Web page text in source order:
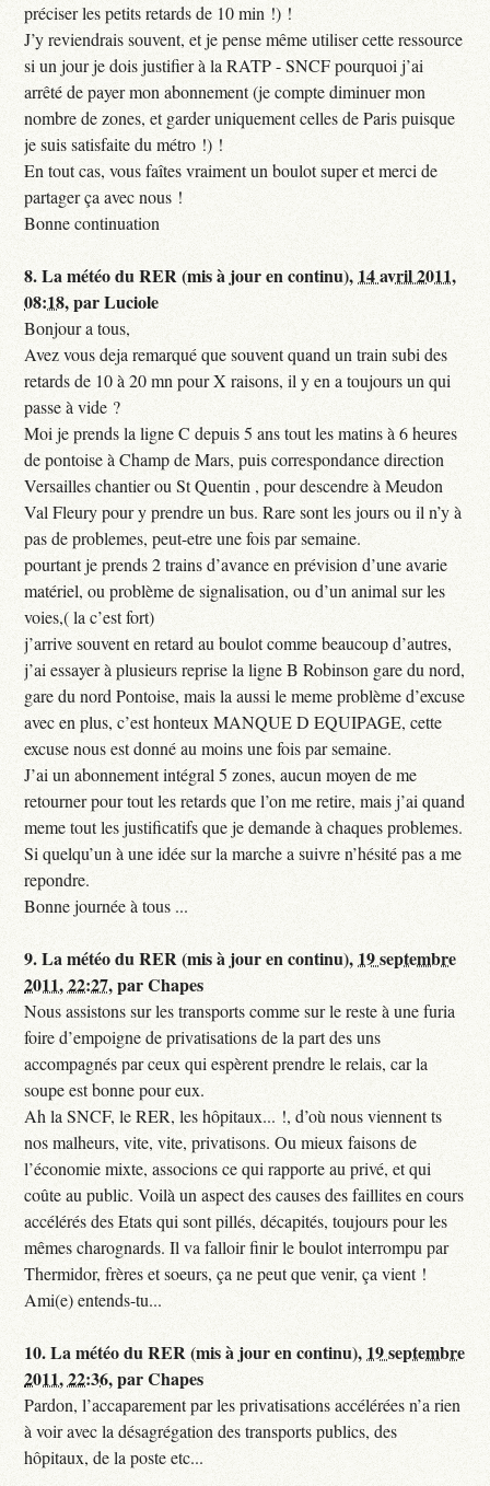
préciser les petits retards de 10 min !) !
J’y reviendrais souvent, et je pense même utiliser cette ressource
si un jour je dois justifier à la RATP - SNCF pourquoi j’ai
arrêté de payer mon abonnement (je compte diminuer mon
nombre de zones, et garder uniquement celles de Paris puisque
je suis satisfaite du métro !) !
En tout cas, vous faîtes vraiment un boulot super et merci de
partager ça avec nous !
Bonne continuation
8.La météo du RER (mis à jour en continu), 14 avril 2011,
08:18,parLuciole
Bonjour a tous,
Avez vous deja remarqué que souvent quand un train subi des
retards de 10 à 20 mn pour X raisons, il y en a toujours un qui
passe à vide ?
Moi je prends la ligne C depuis 5 ans tout les matins à 6 heures
de pontoise à Champ de Mars, puis correspondance direction
Versailles chantier ou St Quentin , pour descendre à Meudon
Val Fleury pour y prendre un bus. Rare sont les jours ou il n’y à
pas de problemes, peut-etre une fois par semaine.
pourtant je prends 2 trains d’avance en prévision d’une avarie
matériel, ou problème de signalisation, ou d’un animal sur les
voies,( la c’est fort)
j’arrive souvent en retard au boulot comme beaucoup d’autres,
j’ai essayer à plusieurs reprise la ligne B Robinson gare du nord,
gare du nord Pontoise, mais la aussi le meme problème d’excuse
avec en plus, c’est honteux MANQUE D EQUIPAGE, cette
excuse nous est donné au moins une fois par semaine.
J’ai un abonnement intégral 5 zones, aucun moyen de me
retourner pour tout les retards que l’on me retire, mais j’ai quand
meme tout les justificatifs que je demande à chaques problemes.
Si quelqu’un à une idée sur la marche a suivre n’hésité pas a me
repondre.
Bonne journée à tous ...
9.La météo du RER (mis à jour en continu), 19 septembre
2011, 22:27,parChapes
Nous assistons sur les transports comme sur le reste à une furia
foire d’empoigne de privatisations de la part des uns
accompagnés par ceux qui espèrent prendre le relais, car la
soupe est bonne pour eux.
Ah la SNCF, le RER, les hôpitaux... !, d’où nous viennent ts
nos malheurs, vite, vite, privatisons. Ou mieux faisons de
l’économie mixte, associons ce qui rapporte au privé, et qui
coûte au public. Voilà un aspect des causes des faillites en cours
accélérés des Etats qui sont pillés, décapités, toujours pour les
mêmes charognards. Il va falloir finir le boulot interrompu par
Thermidor, frères et soeurs, ça ne peut que venir, ça vient !
Ami(e) entends-tu...
10.La météo du RER (mis à jour en continu), 19 septembre
2011, 22:36,parChapes
Pardon, l’accaparement par les privatisations accélérées n’a rien
à voir avec la désagrégation des transports publics, des
hôpitaux, de la poste etc...